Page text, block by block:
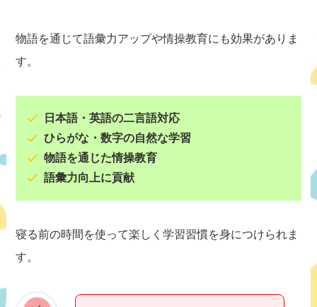
物語を通じて語彙力アップや情操教育にも効果がありま
す。
日本語・英語の二言語対応
ひらがな・数字の自然な学習
物語を通じた情操教育
語彙力向上に貢献
寝る前の時間を使って楽しく学習習慣を身につけられま
す。